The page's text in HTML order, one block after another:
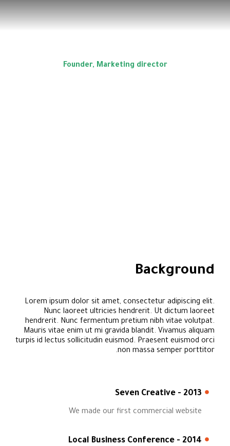
Founder, Marketing director
Background
Lorem ipsum dolor sit amet, consectetur adipiscing elit.
Nunc laoreet ultricies hendrerit. Ut dictum laoreet
hendrerit. Nunc fermentum pretium nibh vitae volutpat.
Mauris vitae enim ut mi gravida blandit. Vivamus aliquam
turpis id lectus sollicitudin euismod. Praesent euismod orci
non massa semper porttitor.
2013 - Seven Creative
We made our first commercial website
2014 - Local Business Conference